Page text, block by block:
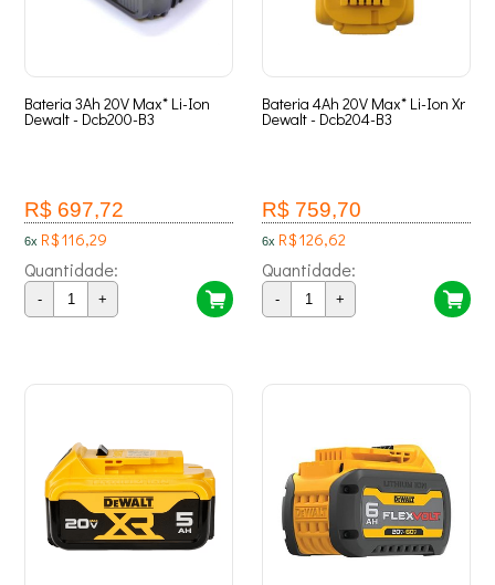
Bateria 3Ah 20V Max* Li-Ion
Dewalt - Dcb200-B3
R$ 697,72
6x R$ 116,29
Quantidade:
- +
Bateria 4Ah 20V Max* Li-Ion Xr
Dewalt - Dcb204-B3
R$ 759,70
6x R$ 126,62
Quantidade:
- +